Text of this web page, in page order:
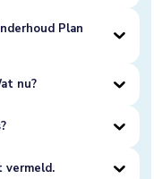
Plan
nu?
vermeld.